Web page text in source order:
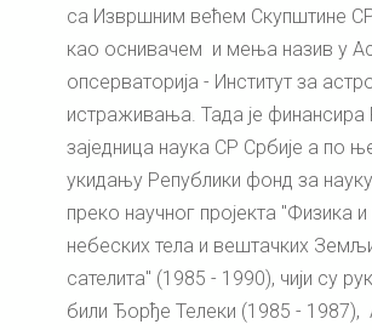
са Извршним већем Скупштине
као оснивачем и мења назив у
опсерваторија - Институт за
истраживања. Тада је финансира
заједница наука СР Србије а по
укидању Републики фонд за
преко научног пројекта "Физика
небеских тела и вештачких
сателита" (1985 - 1990), чији су
били Ђорђе Телеки (1985 - 1987),